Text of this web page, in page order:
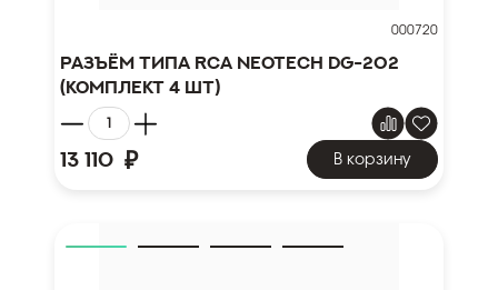
000720
Разъём типа RCA Neotech DG-202
(комплект 4 шт)
13 110 ₽ В корзину